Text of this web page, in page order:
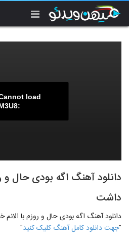
load
دانلود آهنگ اگه بودی حال و
داشت
دانلود آهنگ اگه بودی حال و روزم با
"جهت دانلود کامل آهنگ کلیک کنید"